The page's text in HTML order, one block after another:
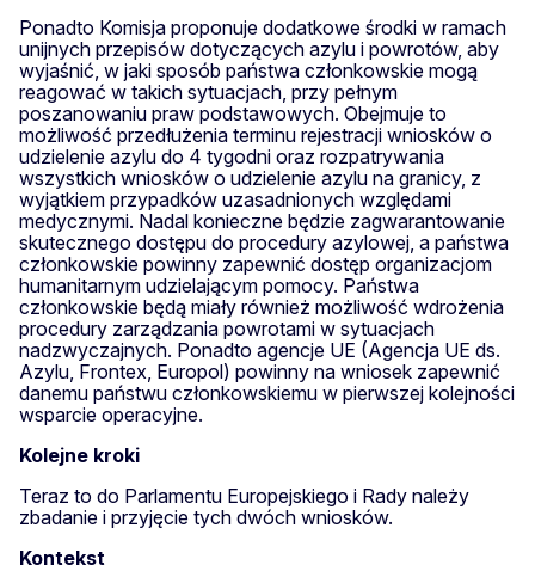
Ponadto Komisja proponuje dodatkowe środki w ramach
unijnych przepisów dotyczących azylu i powrotów, aby
wyjaśnić, w jaki sposób państwa członkowskie mogą
reagować w takich sytuacjach, przy pełnym
poszanowaniu praw podstawowych. Obejmuje to
możliwość przedłużenia terminu rejestracji wniosków o
udzielenie azylu do 4 tygodni oraz rozpatrywania
wszystkich wniosków o udzielenie azylu na granicy, z
wyjątkiem przypadków uzasadnionych względami
medycznymi. Nadal konieczne będzie zagwarantowanie
skutecznego dostępu do procedury azylowej, a państwa
członkowskie powinny zapewnić dostęp organizacjom
humanitarnym udzielającym pomocy. Państwa
członkowskie będą miały również możliwość wdrożenia
procedury zarządzania powrotami w sytuacjach
nadzwyczajnych. Ponadto agencje UE (Agencja UE ds.
Azylu, Frontex, Europol) powinny na wniosek zapewnić
danemu państwu członkowskiemu w pierwszej kolejności
wsparcie operacyjne.
Kolejne kroki
Teraz to do Parlamentu Europejskiego i Rady należy
zbadanie i przyjęcie tych dwóch wniosków.
Kontekst